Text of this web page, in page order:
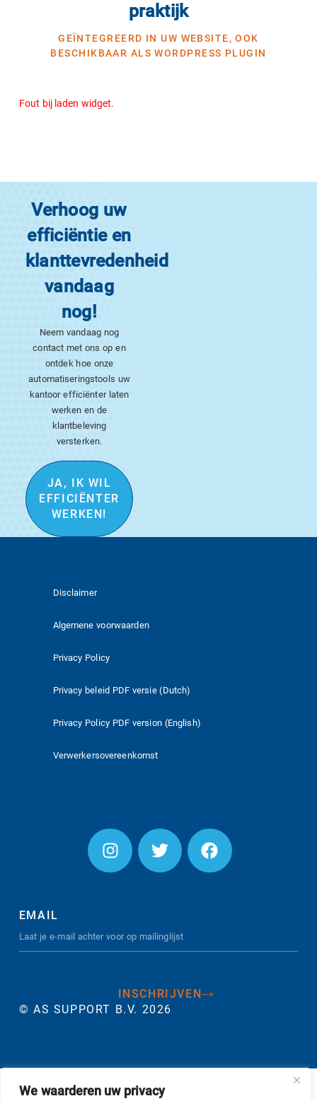
We waarderen uw privacy
praktijk
GEÏNTEGREERD IN UW WEBSITE, OOK
BESCHIKBAAR ALS WORDPRESS PLUGIN
Fout bij laden widget.
Verhoog uw
efficiëntie en
klanttevredenheid
vandaag
nog!
Neem vandaag nog
contact met ons op en
ontdek hoe onze
automatiseringstools uw
kantoor efficiënter laten
werken en de
klantbeleving
versterken.
JA, IK WIL
EFFICIËNTER
WERKEN!
EMAIL
INSCHRIJVEN
© AS SUPPORT B.V. 2026
Disclaimer
Algemene voorwaarden
Privacy Policy
Privacy beleid PDF versie (Dutch)
Privacy Policy PDF version (English)
Verwerkersovereenkomst